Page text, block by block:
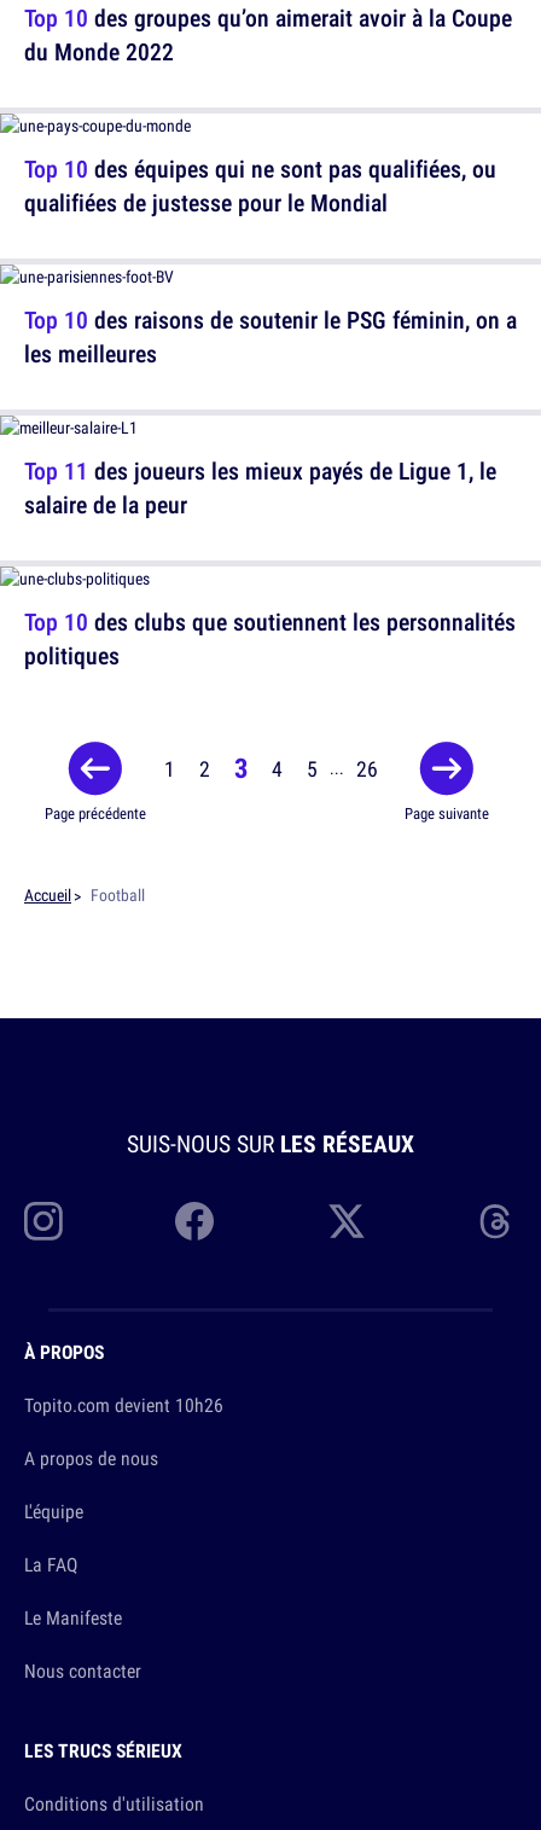
Top 10 des groupes qu’on aimerait avoir à la Coupe
du Monde 2022
Top 10 des raisons de soutenir le PSG féminin, on a
les meilleures
Top 10 des clubs que soutiennent les personnalités
politiques
Top 10 des équipes qui ne sont pas qualifiées, ou
qualifiées de justesse pour le Mondial
Top 11 des joueurs les mieux payés de Ligue 1, le
salaire de la peur
Page précédente
1 2 3 4 5 ... 26
Page suivante
Accueil Football
SUIS-NOUS SUR LES RÉSEAUX
À PROPOS
Topito.com devient 10h26
A propos de nous
L'équipe
La FAQ
Le Manifeste
Nous contacter
LES TRUCS SÉRIEUX
Conditions d'utilisation